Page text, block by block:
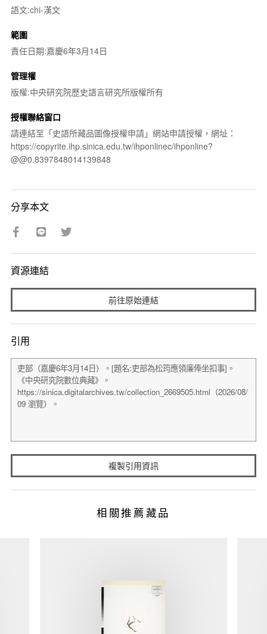
語文:chi-漢文
範圍
責任日期:嘉慶6年3月14日
管理權
版權:中央研究院歷史語言研究所版權所有
授權聯絡窗口
請連結至「史語所藏品圖像授權申請」網站申請授權，網址：
https://copyrite.ihp.sinica.edu.tw/ihponlinec/ihponline?
@@0.8397848014139848
分享本文
資源連結
前往原始連結
引用
複製引用資訊
相關推薦藏品